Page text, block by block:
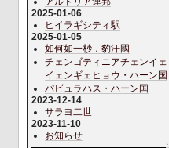
2025-01-06
ヒイラギシティ駅
2025-01-05
如何如一杪．豹汗國
チェンゴティニアチェンイェ
イェンギェヒョウ・ハーン国
パビュラハス・ハーン国
2023-12-14
サラヨ二世
2023-11-10
お知らせ
↑